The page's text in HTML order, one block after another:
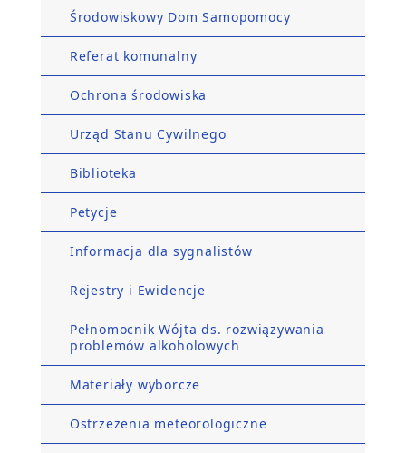
Środowiskowy Dom Samopomocy
Referat komunalny
Ochrona środowiska
Urząd Stanu Cywilnego
Biblioteka
Petycje
Informacja dla sygnalistów
Rejestry i Ewidencje
Pełnomocnik Wójta ds. rozwiązywania
problemów alkoholowych
Materiały wyborcze
Ostrzeżenia meteorologiczne